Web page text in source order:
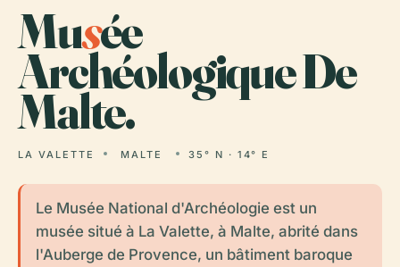
Musée
Archéologique De
Malte.
LA VALETTE MALTE 35° N · 14° E
Le Musée National d'Archéologie est un
musée situé à La Valette, à Malte, abrité dans
l'Auberge de Provence, un bâtiment baroque